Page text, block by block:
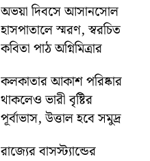
অভয়া দিবসে আসানসোল
হাসপাতালে স্মরণ, স্বরচিত
কবিতা পাঠ অগ্নিমিত্রার
কলকাতার আকাশ পরিষ্কার
থাকলেও ভারী বৃষ্টির
পূর্বাভাস, উত্তাল হবে সমুদ্র
রাজ্যের বাসস্ট্যান্ডের